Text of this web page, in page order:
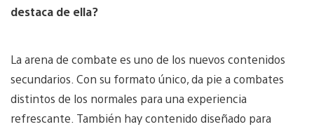
destaca de ella?
La arena de combate es uno de los nuevos contenidos
secundarios. Con su formato único, da pie a combates
distintos de los normales para una experiencia
refrescante. También hay contenido diseñado para